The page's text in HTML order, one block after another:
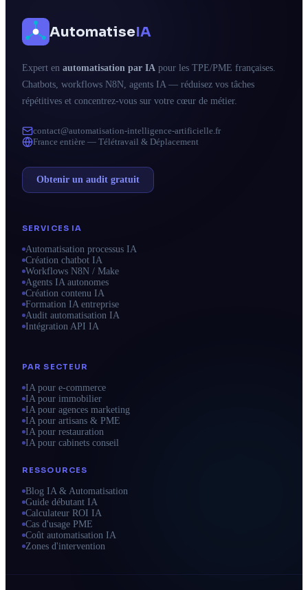
AutomatiseIA
Expert en automatisation par IA pour les TPE/PME françaises.
Chatbots, workflows N8N, agents IA — réduisez vos tâches
répétitives et concentrez-vous sur votre cœur de métier.
contact@automatisation-intelligence-artificielle.fr
France entière — Télétravail & Déplacement
Obtenir un audit gratuit
SERVICES IA
Automatisation processus IA
Création chatbot IA
Workflows N8N / Make
Agents IA autonomes
Création contenu IA
Formation IA entreprise
Audit automatisation IA
Intégration API IA
PAR SECTEUR
IA pour e-commerce
IA pour immobilier
IA pour agences marketing
IA pour artisans & PME
IA pour restauration
IA pour cabinets conseil
RESSOURCES
Blog IA & Automatisation
Guide débutant IA
Calculateur ROI IA
Cas d'usage PME
Coût automatisation IA
Zones d'intervention